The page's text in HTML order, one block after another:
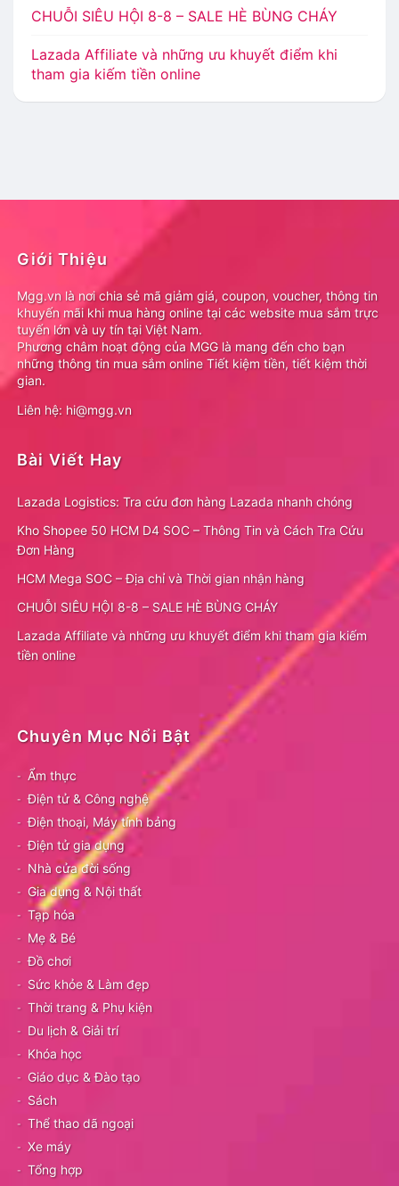
CHUỖI SIÊU HỘI 8-8 – SALE HÈ BÙNG CHÁY
Lazada Affiliate và những ưu khuyết điểm khi
tham gia kiếm tiền online
Giới Thiệu
Mgg.vn là nơi chia sẻ mã giảm giá, coupon, voucher, thông tin
khuyến mãi khi mua hàng online tại các website mua sắm trực
tuyến lớn và uy tín tại Việt Nam.
Phương châm hoạt động của MGG là mang đến cho bạn
những thông tin mua sắm online Tiết kiệm tiền, tiết kiệm thời
gian.
Liên hệ: hi@mgg.vn
Bài Viết Hay
Lazada Logistics: Tra cứu đơn hàng Lazada nhanh chóng
Kho Shopee 50 HCM D4 SOC – Thông Tin và Cách Tra Cứu
Đơn Hàng
HCM Mega SOC – Địa chỉ và Thời gian nhận hàng
CHUỖI SIÊU HỘI 8-8 – SALE HÈ BÙNG CHÁY
Lazada Affiliate và những ưu khuyết điểm khi tham gia kiếm
tiền online
Chuyên Mục Nổi Bật
Ẩm thực
Điện tử & Công nghệ
Điện thoại, Máy tính bảng
Điện tử gia dụng
Nhà cửa đời sống
Gia dụng & Nội thất
Tạp hóa
Mẹ & Bé
Đồ chơi
Sức khỏe & Làm đẹp
Thời trang & Phụ kiện
Du lịch & Giải trí
Khóa học
Giáo dục & Đào tạo
Sách
Thể thao dã ngoại
Xe máy
Tổng hợp